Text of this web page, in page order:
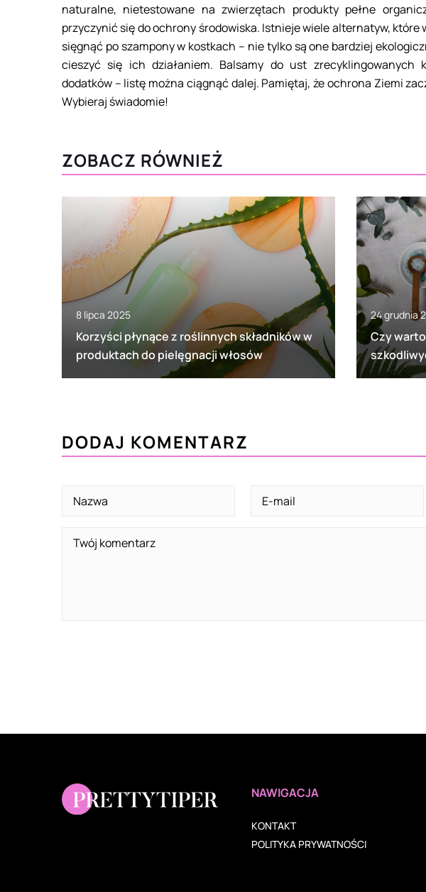
naturalne, nietestowane na zwierzętach produkty pełne
przyczynić się do ochrony środowiska. Istnieje wiele alternatyw,
sięgnąć po szampony w kostkach – nie tylko są one bardziej
cieszyć się ich działaniem. Balsamy do ust zrecyklingowanych
dodatków – listę można ciągnąć dalej. Pamiętaj, że ochrona Ziemi
Wybieraj świadomie!
ZOBACZ RÓWNIEŻ
8 lipca 2025
Korzyści płynące z roślinnych składników w
produktach do pielęgnacji włosów
24 grudnia
Czy
DODAJ KOMENTARZ
NAWIGACJA
KONTAKT
POLITYKA PRYWATNOŚCI